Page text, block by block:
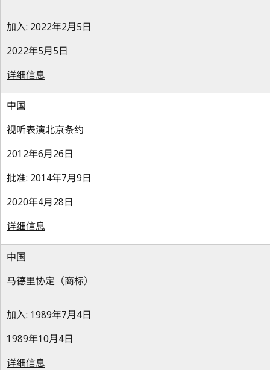
加入: 2022年2月5日
2022年5月5日
详细信息
中国
视听表演北京条约
2012年6月26日
批准: 2014年7月9日
2020年4月28日
详细信息
中国
马德里协定（商标）
加入: 1989年7月4日
1989年10月4日
详细信息